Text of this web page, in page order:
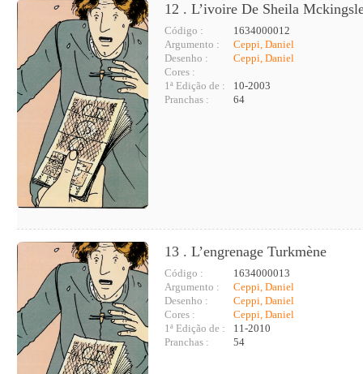
12 . L’ivoire De Sheila
Código :
1634000012
Argumento :
Ceppi, Daniel
Desenho :
Ceppi, Daniel
Cores :
1ª Edição de :
10-2003
Pranchas :
64
13 . L’engrenage Turkmène
Código :
1634000013
Argumento :
Ceppi, Daniel
Desenho :
Ceppi, Daniel
Cores :
Ceppi, Daniel
1ª Edição de :
11-2010
Pranchas :
54